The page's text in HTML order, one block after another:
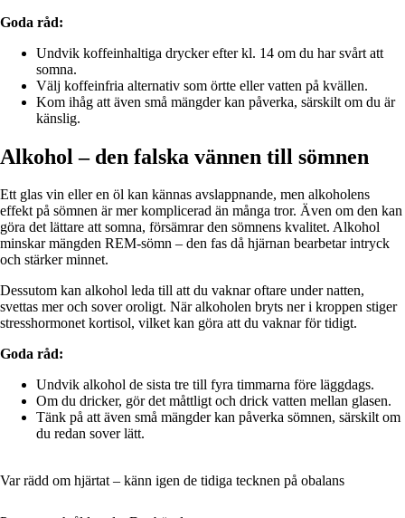
Goda råd:
Undvik koffeinhaltiga drycker efter kl. 14 om du har svårt att
somna.
Välj koffeinfria alternativ som örtte eller vatten på kvällen.
Kom ihåg att även små mängder kan påverka, särskilt om du är
känslig.
Alkohol – den falska vännen till sömnen
Ett glas vin eller en öl kan kännas avslappnande, men alkoholens
effekt på sömnen är mer komplicerad än många tror. Även om den kan
göra det lättare att somna, försämrar den sömnens kvalitet. Alkohol
minskar mängden REM-sömn – den fas då hjärnan bearbetar intryck
och stärker minnet.
Dessutom kan alkohol leda till att du vaknar oftare under natten,
svettas mer och sover oroligt. När alkoholen bryts ner i kroppen stiger
stresshormonet kortisol, vilket kan göra att du vaknar för tidigt.
Goda råd:
Undvik alkohol de sista tre till fyra timmarna före läggdags.
Om du dricker, gör det måttligt och drick vatten mellan glasen.
Tänk på att även små mängder kan påverka sömnen, särskilt om
du redan sover lätt.
Var rädd om hjärtat – känn igen de tidiga tecknen på obalans